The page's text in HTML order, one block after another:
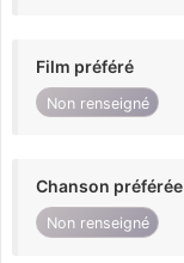
Film préféré
Non renseigné
Chanson préférée
Non renseigné